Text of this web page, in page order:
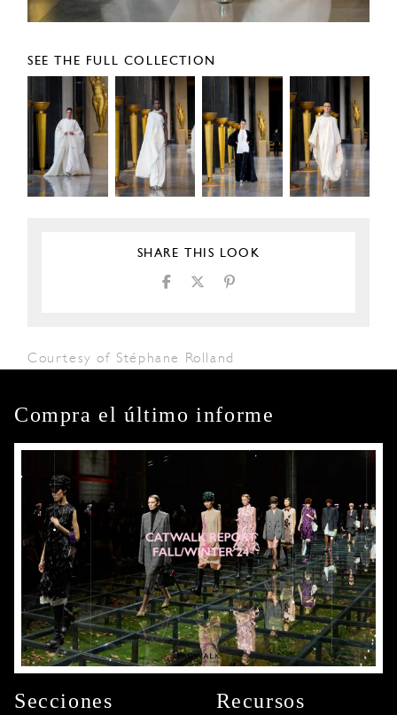
SEE THE FULL COLLECTION
SHARE THIS LOOK
Courtesy of Stéphane Rolland
Compra el último informe
Secciones
Recursos